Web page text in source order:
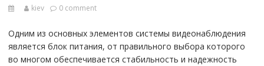
kiev 0 comment
Одним из основных элементов системы видеонаблюдения
является блок питания, от правильного выбора которого
во многом обеспечивается стабильность и надежность